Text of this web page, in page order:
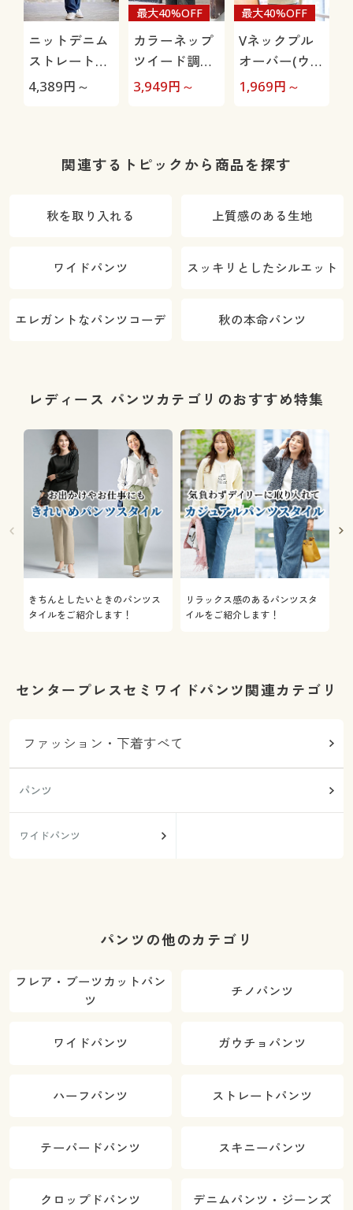
ニットデニム
ストレートパ
ンツ(スマート
わらか・選べ
OK・1年中は
4,389円～
カラーネップ
ツイード調ワ
イドパンツ
最大40%OFF
3,949円～
Vネックプル
オーバー(ウー
ル混・洗濯機
最大40%OFF
1,969円～
関連するトピックから商品を探す
秋を取り入れる 上質感のある生地
ワイドパンツ スッキリとしたシルエット
エレガントなパンツコーデ 秋の本命パンツ
レディース パンツカテゴリのおすすめ特集
きちんとしたいときのパンツス
タイルをご紹介します！
リラックス感のあるパンツスタ
イルをご紹介します！
センタープレスセミワイドパンツ関連カテゴリ
ファッション・下着すべて
パンツ
ワイドパンツ
パンツの他のカテゴリ
フレア・ブーツカットパン
ツ
チノパンツ
ワイドパンツ ガウチョパンツ
ハーフパンツ ストレートパンツ
テーパードパンツ スキニーパンツ
クロップドパンツ デニムパンツ・ジーンズ